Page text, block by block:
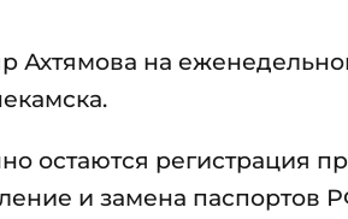
Ахтямова на
остаются регистрация
и замена паспортов